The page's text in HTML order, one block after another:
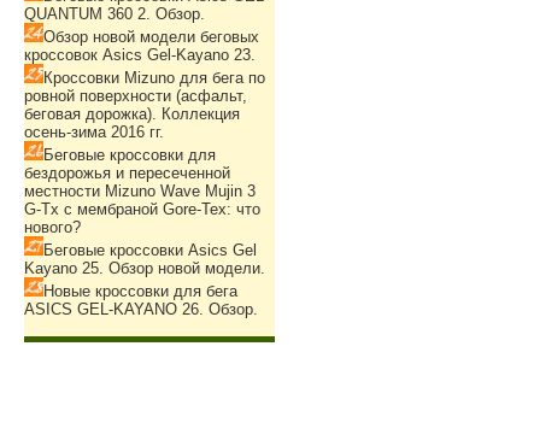
QUANTUM 360 2. Обзор.
Обзор новой модели беговых
кроссовок Asics Gel-Kayano 23.
Кроссовки Mizuno для бега по
ровной поверхности (асфальт,
беговая дорожка). Коллекция
осень-зима 2016 гг.
Беговые кроссовки для
бездорожья и пересеченной
местности Mizuno Wave Mujin 3
G-Tx с мембраной Gore-Tex: что
нового?
Беговые кроссовки Asics Gel
Kayano 25. Обзор новой модели.
Новые кроссовки для бега
ASICS GEL-KAYANO 26. Обзор.